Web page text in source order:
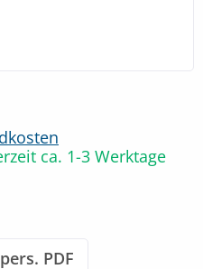
ca. 1-3 Werktage
pers. PDF